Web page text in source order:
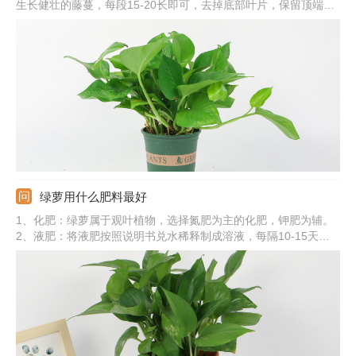
生长健壮的藤蔓，每段15-20长即可，去掉底部叶片，保留顶端的
质中，浇透水，提供适宜环境，很快可生根。水培移植：准备透明
的容器和纯净水，将茎蔓插入容器中，勤换水，十天左右可生根。
绿萝用什么肥料最好
1、化肥：绿萝属于观叶植物，选择氮肥为主的化肥，钾肥为辅。
2、液肥：将液肥按照说明书兑水稀释制成溶液，每隔10-15天施
一次。3、叶面肥：将叶面肥兑水稀释，均匀向绿萝的叶片喷洒。
4、自制肥：绿萝也可以自制有机肥来施加，比如，淘米水、养鱼